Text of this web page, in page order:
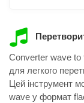
Converter wave to
для легкого
Цей інструмент
wave у формат